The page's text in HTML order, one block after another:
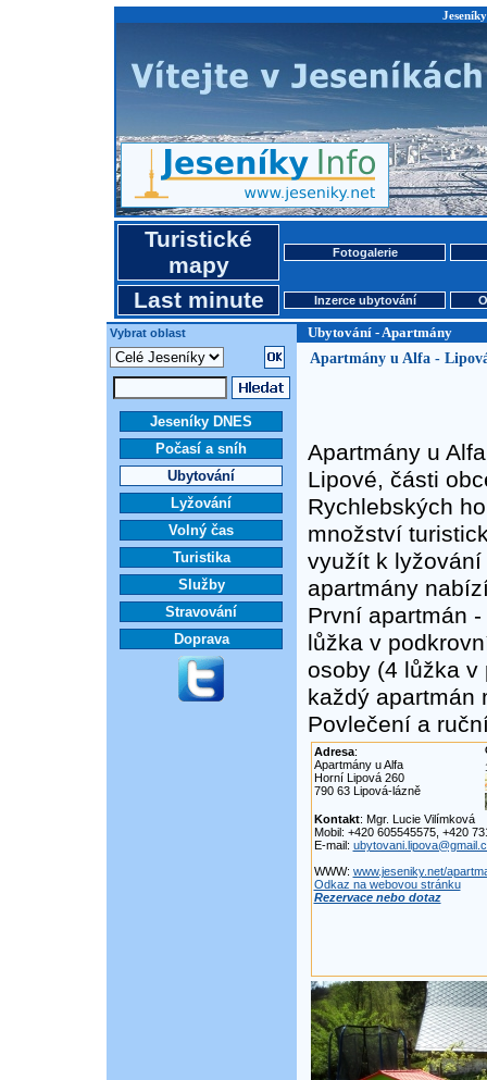
Turistické
mapy
Fotogalerie
Last minute Inzerce ubytování
Vybrat oblast Ubytování - Apartmány
Jeseníky DNES
Počasí a sníh
Ubytování
Lyžování
Volný čas
Turistika
Služby
Stravování
Doprava
Apartmány u Alfa -
Apartmány u
Lipové, části
Rychlebských
množství
využít k lyžování
apartmány
První apartmán
lůžka v
osoby (4 lůžka
každý apartmán
Povlečení a
Adresa:
Apartmány u Alfa
Horní Lipová 260
790 63 Lipová-lázně
Kontakt: Mgr. Lucie Vilímková
Mobil: +420 605545575, +420
E-mail:
WWW: www.jeseniky.net/
Odkaz na webovou stránku
Rezervace nebo dotaz